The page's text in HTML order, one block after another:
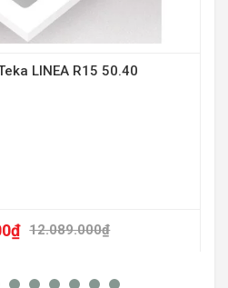
LINEA R15 50.40
12.089.000₫
₫